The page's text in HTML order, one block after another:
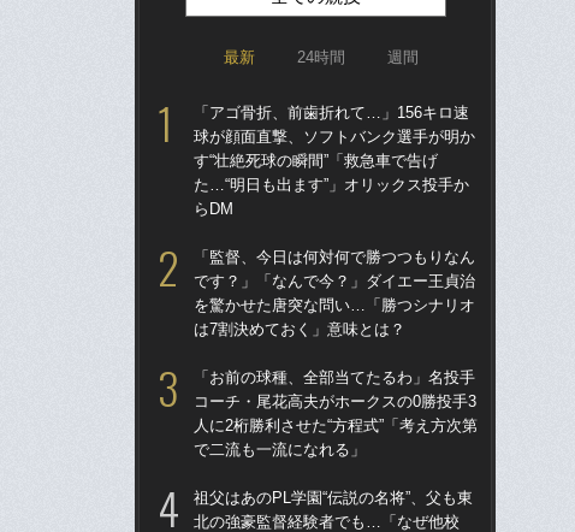
最新 24時間 週間
「アゴ骨折、前歯折れて…」156キロ速
球が顔面直撃、ソフトバンク選手が明か
す“壮絶死球の瞬間”「救急車で告げ
た…“明日も出ます”」オリックス投手か
らDM
「監督、今日は何対何で勝つつもりなん
です？」「なんで今？」ダイエー王貞治
を驚かせた唐突な問い…「勝つシナリオ
は7割決めておく」意味とは？
「お前の球種、全部当てたるわ」名投手
コーチ・尾花高夫がホークスの0勝投手3
人に2桁勝利させた“方程式”「考え方次第
で二流も一流になれる」
祖父はあのPL学園“伝説の名将”、父も東
北の強豪監督経験者でも…「なぜ他校